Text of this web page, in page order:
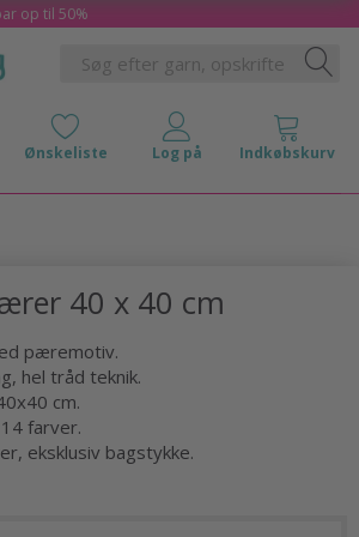
op til 50%
40 x 40 cm
pæremotiv.
hel tråd teknik.
cm.
farver.
eksklusiv bagstykke.